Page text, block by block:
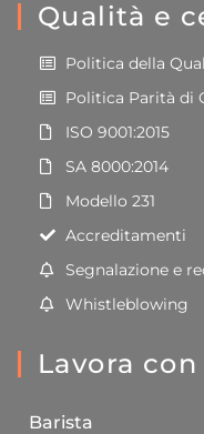
Qualità e
Politica della
Politica Parità di
ISO 9001:2015
SA 8000:2014
Modello 231
Accreditamenti
Segnalazione e
Whistleblowing
Lavora con
Barista